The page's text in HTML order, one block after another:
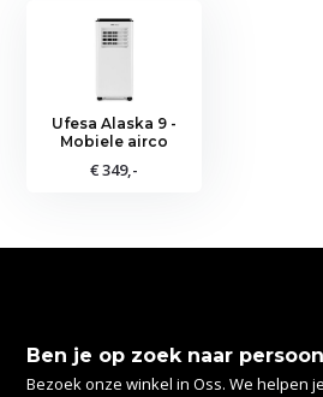
Ufesa Alaska 9 -
Mobiele airco
€ 349,-
Ben je op zoek naar
Bezoek onze winkel in Oss. We helpen